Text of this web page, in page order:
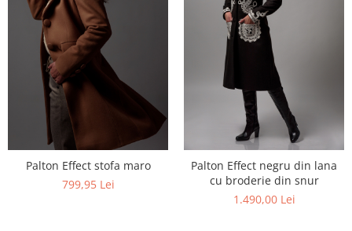
Palton Effect stofa maro
799,95 Lei
Palton Effect negru din lana
cu broderie din snur
1.490,00 Lei